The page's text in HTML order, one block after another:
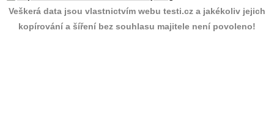
Veškerá data jsou vlastnictvím webu testi.cz a jakékoliv jejich
kopírování a šíření bez souhlasu majitele není povoleno!